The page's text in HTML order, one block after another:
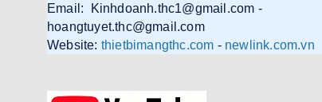
Email: Kinhdoanh.thc1@gmail.com -
hoangtuyet.thc@gmail.com
Website: thietbimangthc.com - newlink.com.vn